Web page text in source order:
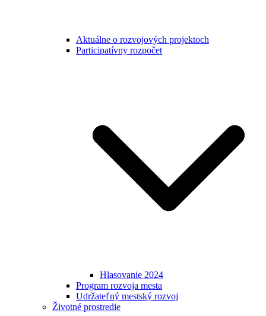
Aktuálne o rozvojových projektoch
Participatívny rozpočet
Hlasovanie 2024
Program rozvoja mesta
Udržateľný mestský rozvoj
Životné prostredie